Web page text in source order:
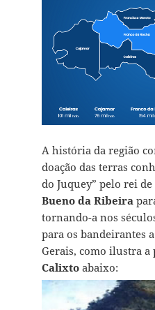
A história da região
doação das terras
do Juquey” pelo rei
Bueno da Ribeira
tornando-a nos
para os bandeirantes
Gerais, como ilustra
Calixtoabaixo: